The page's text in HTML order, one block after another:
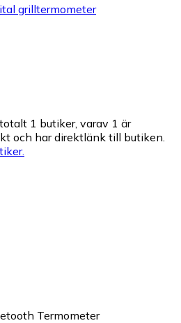
grilltermometer
1 butiker, varav 1 är
och har direktlänk till butiken.
Termometer